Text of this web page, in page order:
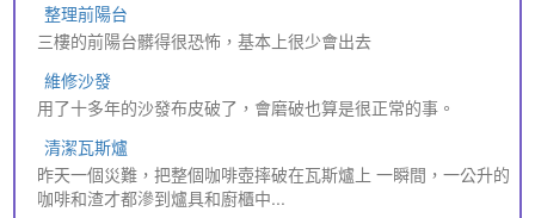
整理前陽台
三樓的前陽台髒得很恐怖，基本上很少會出去
維修沙發
用了十多年的沙發布皮破了，會磨破也算是很正常的事。
清潔瓦斯爐
昨天一個災難，把整個咖啡壺摔破在瓦斯爐上 一瞬間，一公升的
咖啡和渣才都滲到爐具和廚櫃中...